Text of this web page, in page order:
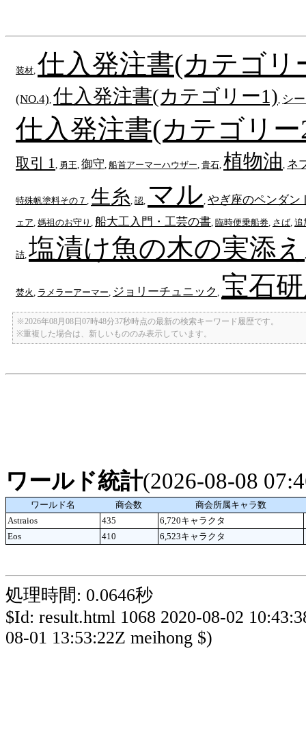
装材 仕入発注書(カテゴリ
(NO.4) 仕入発注書(カテゴリー1) シ
仕入発注書(カテゴリー
取引 1 勇王 御守 船首アーマーハウザー 貴石 植物油 ネ
特殊帆塗料その７ 生糸 認 マル やぎ座のペンダン
ェア 媽祖のお守り 船大工入門・工芸の書 臨時便乗船券 さば 追
詰 塩漬け魚の木の実添え
焚火 ラメラーアーマー ジョリーチュニック 宝石
※2026年08月08日07時48分37秒時点の最新の検索キーワード履歴です。
※重複した場合は、新しいもののみ表示しています。
ワールド統計(2026-08-08
ワールド名 商会数
商会所属キャラ数
Astraios
435 6,720キャラクタ
Eos
410 6,523キャラクタ
処理時間: 0.0646秒
$Id: result.html 1068 2020-08-02
08-01 13:53:22Z meihong $)